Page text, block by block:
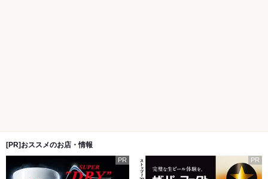
[PR]おススメのお店・情報
PR PR